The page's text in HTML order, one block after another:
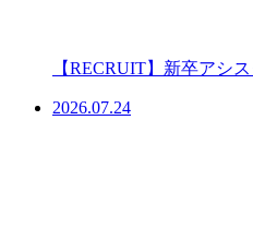
【RECRUIT】新卒アシ
2026.07.24